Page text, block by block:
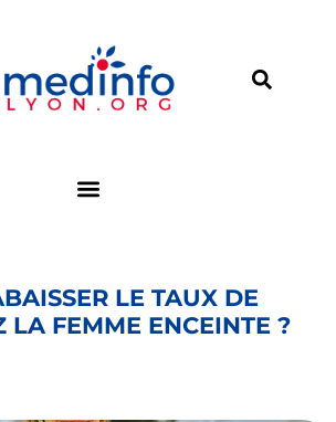
LE TAUX DE
LA FEMME ENCEINTE ?